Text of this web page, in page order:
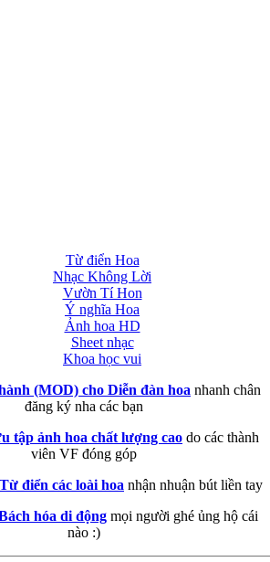
Từ điển Hoa
Nhạc Không Lời
Vườn Tí Hon
Ý nghĩa Hoa
Ảnh hoa HD
Sheet nhạc
Khoa học vui
(MOD) cho Diễn đàn hoa nhanh chân
đăng ký nha các bạn
tập ảnh hoa chất lượng cao do các thành
viên VF đóng góp
điển các loài hoa nhận nhuận bút liền tay
hóa di động mọi người ghé ủng hộ cái
nào :)